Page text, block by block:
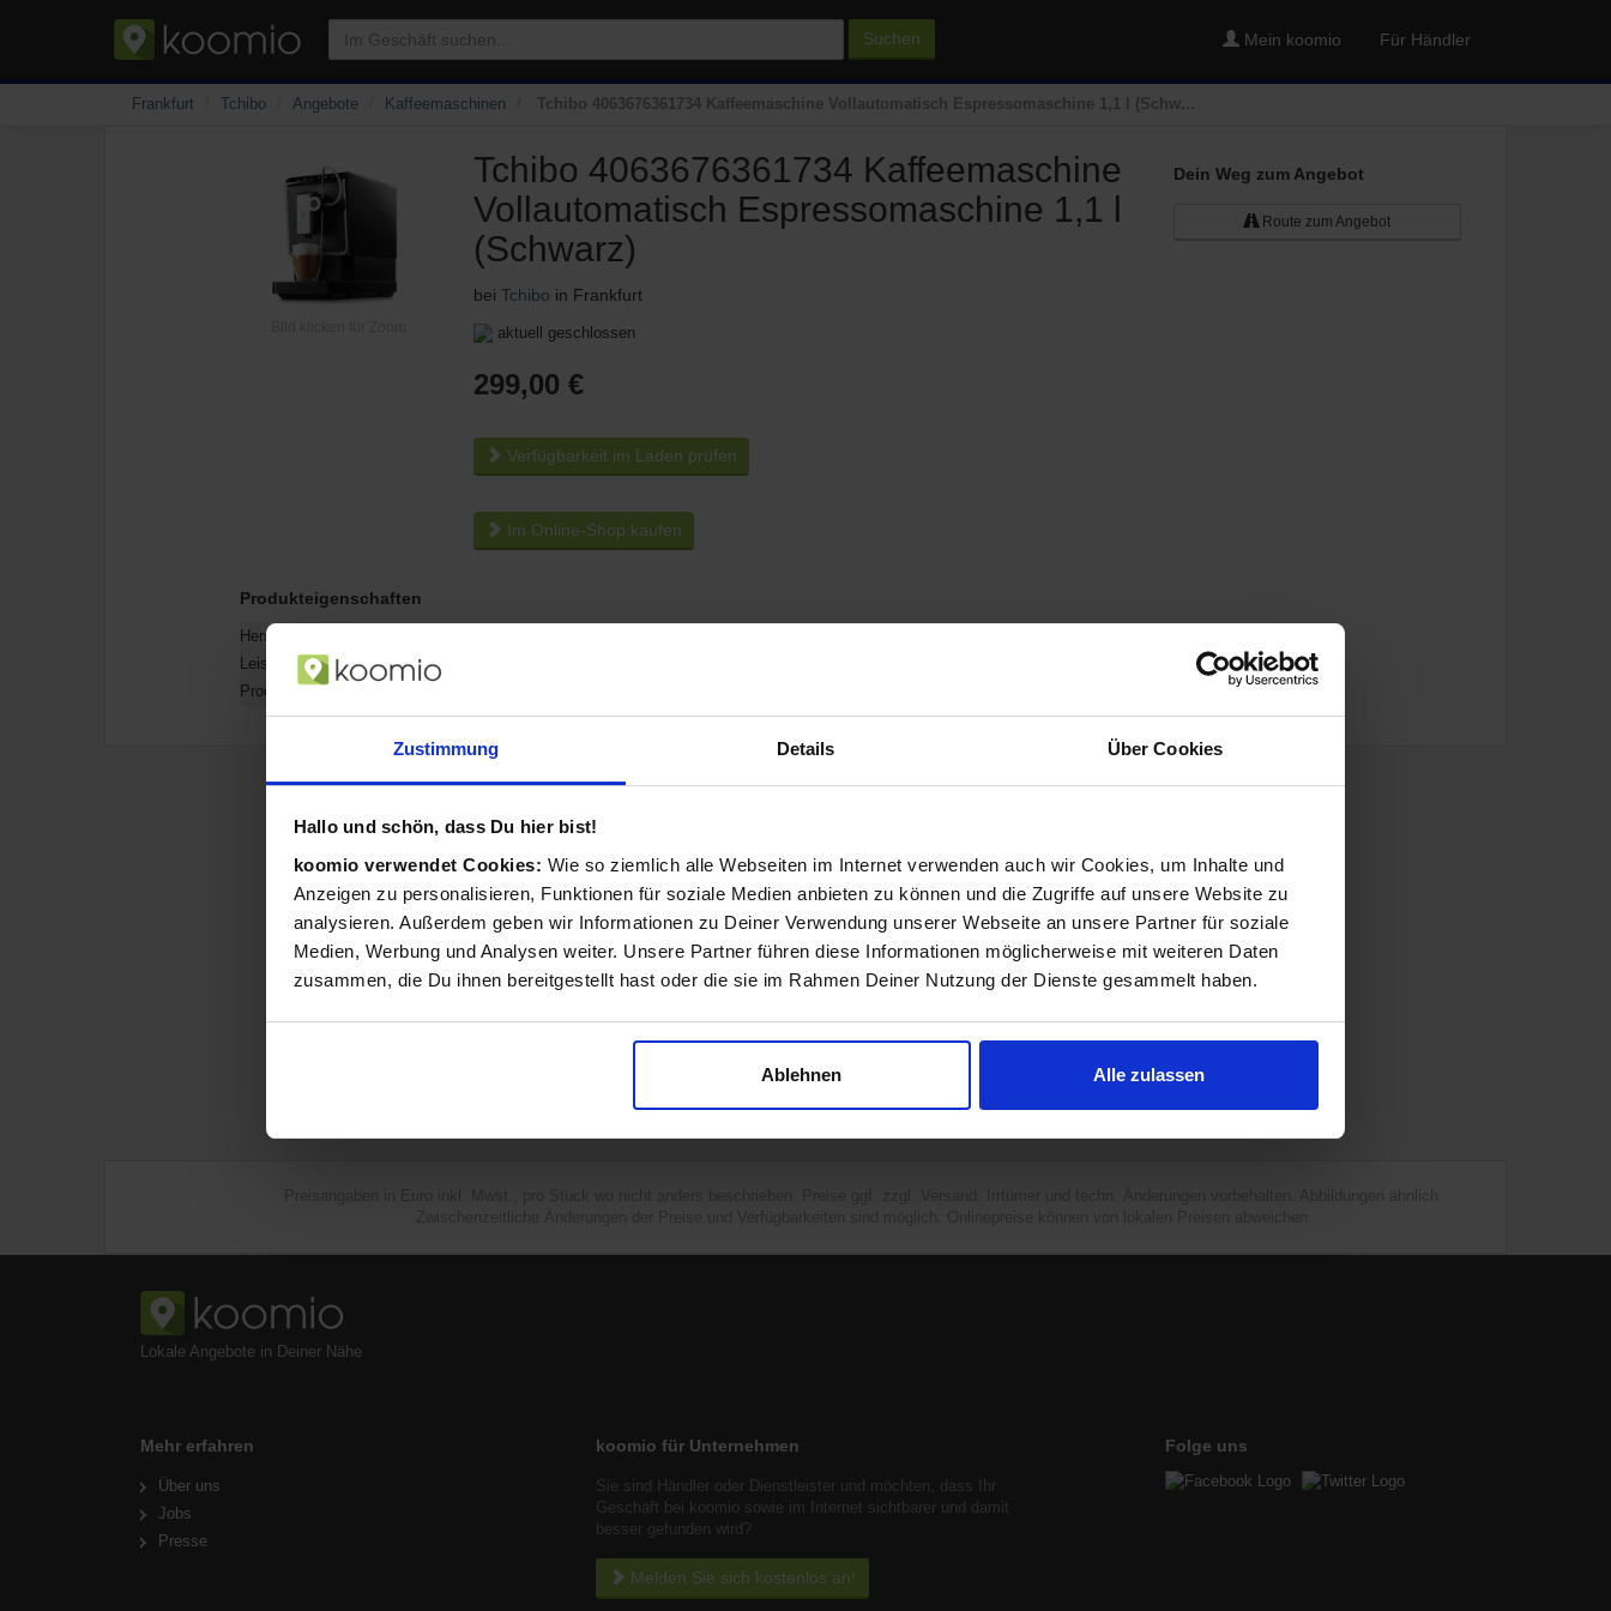
Zustimmung Details Über Cookies
Hallo und schön, dass Du hier bist!
koomio verwendet Cookies: Wie so ziemlich alle Webseiten im Internet verwenden auch wir Cookies, um Inhalte und
Anzeigen zu personalisieren, Funktionen für soziale Medien anbieten zu können und die Zugriffe auf unsere Website zu
analysieren. Außerdem geben wir Informationen zu Deiner Verwendung unserer Webseite an unsere Partner für soziale
Medien, Werbung und Analysen weiter. Unsere Partner führen diese Informationen möglicherweise mit weiteren Daten
zusammen, die Du ihnen bereitgestellt hast oder die sie im Rahmen Deiner Nutzung der Dienste gesammelt haben.
Ablehnen Alle zulassen
Suchen Mein koomio Für Händler
Frankfurt Tchibo Angebote Kaffeemaschinen Tchibo 4063676361734 Kaffeemaschine Vollautomatisch Espressomaschine 1,1 l (Schw...
Tchibo 4063676361734 Kaffeemaschine
Vollautomatisch Espressomaschine 1,1 l
(Schwarz)
bei Tchibo in Frankfurt
aktuell geschlossen
299,00 €
Verfügbarkeit im Laden prüfen
Im Online-Shop kaufen
Dein Weg zum Angebot
Route zum Angebot
Produkteigenschaften
Hersteller-Nr.:
Leistung:
1235 W
Produktfarbe:
Lokale Angebote in Deiner Nähe
Mehr erfahren
Über uns
Jobs
Presse
koomio für Unternehmen
Sie sind Händler oder Dienstleister und möchten, dass Ihr
Geschäft bei koomio sowie im Internet sichtbarer und damit
besser gefunden wird?
Melden Sie sich kostenlos an!
Folge uns